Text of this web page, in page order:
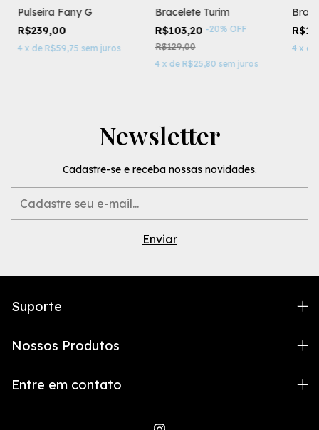
Pulseira Fany G
R$239,00
4 x de R$59,75 sem juros
Bracelete Turim
R$103,20 -20% OFF
R$129,00
4 x de R$25,80 sem juros
4 x de
Newsletter
Cadastre-se e receba nossas novidades.
Suporte
Nossos Produtos
Entre em contato